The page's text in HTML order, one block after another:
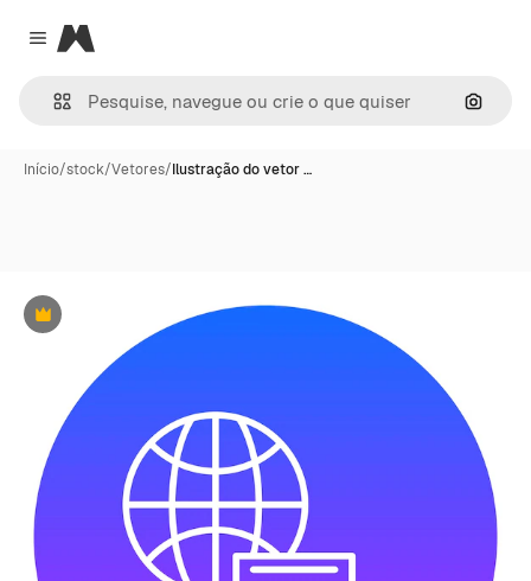
Close menu
Magnific
Início/stock/Vetores/Ilustração do vetor …
Premium